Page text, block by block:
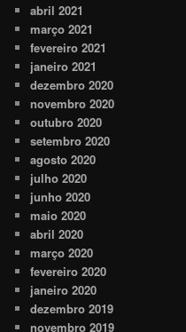
abril 2021
março 2021
fevereiro 2021
janeiro 2021
dezembro 2020
novembro 2020
outubro 2020
setembro 2020
agosto 2020
julho 2020
junho 2020
maio 2020
abril 2020
março 2020
fevereiro 2020
janeiro 2020
dezembro 2019
novembro 2019